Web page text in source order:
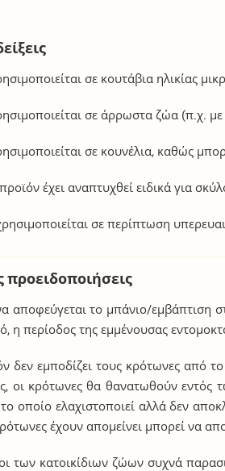
σε κουτάβια ηλικίας
σε άρρωστα ζώα (π.χ.
σε κουνέλια, καθώς
έχει αναπτυχθεί ειδικά για
σε περίπτωση
προειδοποιήσεις
αποφεύγεται το μπάνιο/εμβάπτιση
η περίοδος της εμμένουσας
δεν εμποδίζει τους κρότωνες από
οι κρότωνες θα θανατωθούν
οποίο ελαχιστοποιεί αλλά δεν
έχουν απομείνει μπορεί να
των κατοικίδιων ζώων συχνά